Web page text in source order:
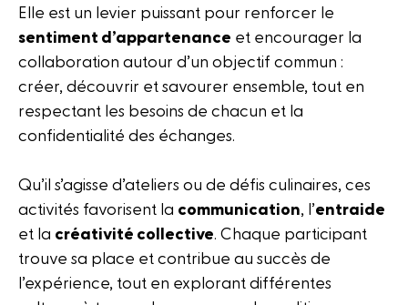
Elle est un levier puissant pour renforcer le
sentiment d’appartenance et encourager la
collaboration autour d’un objectif commun :
créer, découvrir et savourer ensemble, tout en
respectant les besoins de chacun et la
confidentialité des échanges.
Qu’il s’agisse d’ateliers ou de défis culinaires, ces
activités favorisent la communication, l’entraide
et la créativité collective. Chaque participant
trouve sa place et contribue au succès de
l’expérience, tout en explorant différentes